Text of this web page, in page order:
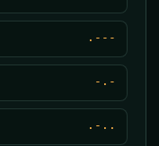
.---
-.-
.-..